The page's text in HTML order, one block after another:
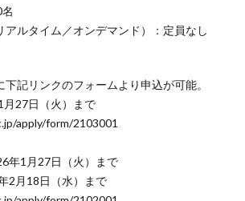
アルタイム／オンデマンド）：定員なし
記リンクのフォームより申込が可能。
月27日（火）まで
apply/form/2103001
年1月27日（火）まで
2月18日（水）まで